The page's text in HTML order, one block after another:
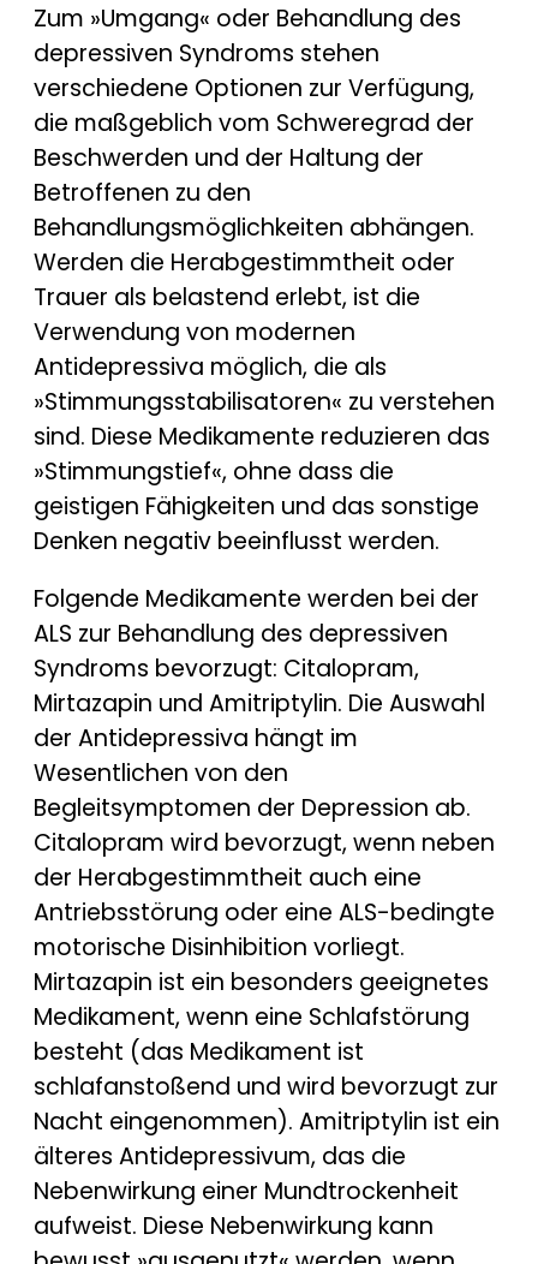
Zum »Umgang« oder Behandlung des
depressiven Syndroms stehen
verschiedene Optionen zur Verfügung,
die maßgeblich vom Schweregrad der
Beschwerden und der Haltung der
Betroffenen zu den
Behandlungsmöglichkeiten abhängen.
Werden die Herabgestimmtheit oder
Trauer als belastend erlebt, ist die
Verwendung von modernen
Antidepressiva möglich, die als
»Stimmungsstabilisatoren« zu verstehen
sind. Diese Medikamente reduzieren das
»Stimmungstief«, ohne dass die
geistigen Fähigkeiten und das sonstige
Denken negativ beeinflusst werden.
Folgende Medikamente werden bei der
ALS zur Behandlung des depressiven
Syndroms bevorzugt: Citalopram,
Mirtazapin und Amitriptylin. Die Auswahl
der Antidepressiva hängt im
Wesentlichen von den
Begleitsymptomen der Depression ab.
Citalopram wird bevorzugt, wenn neben
der Herabgestimmtheit auch eine
Antriebsstörung oder eine ALS-bedingte
motorische Disinhibition vorliegt.
Mirtazapin ist ein besonders geeignetes
Medikament, wenn eine Schlafstörung
besteht (das Medikament ist
schlafanstoßend und wird bevorzugt zur
Nacht eingenommen). Amitriptylin ist ein
älteres Antidepressivum, das die
Nebenwirkung einer Mundtrockenheit
aufweist. Diese Nebenwirkung kann